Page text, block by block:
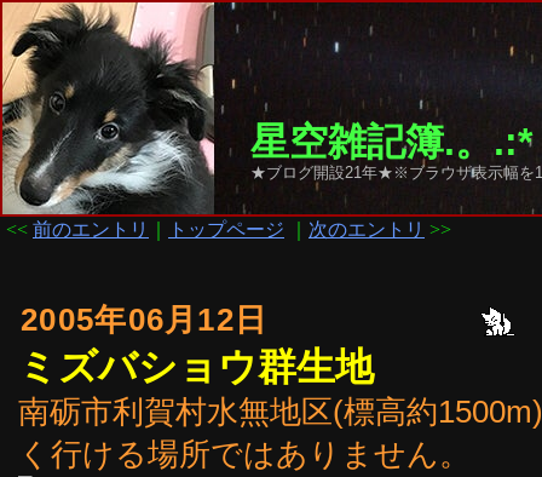
星空雑記簿.。
★ブログ開設21年★※ブラウザ表示幅を
<< 前のエントリ トップページ 次のエントリ >>
2005年06月12日
ミズバショウ群生地
南砺市利賀村水無地区(標高約
く行ける場所ではありません。